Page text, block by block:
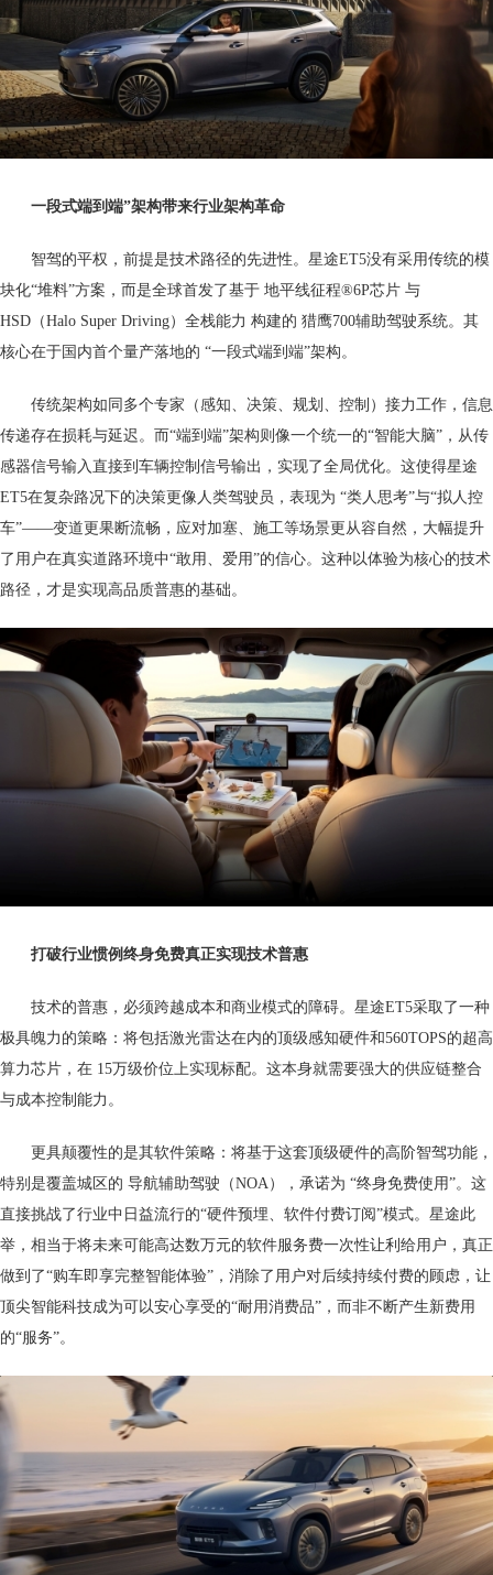
一段式端到端”架构带来行业架构革命
智驾的平权，前提是技术路径的先进性。星途ET5没有采用传统的模
块化“堆料”方案，而是全球首发了基于 地平线征程®6P芯片 与
HSD（Halo Super Driving）全栈能力 构建的 猎鹰700辅助驾驶系统。其
核心在于国内首个量产落地的 “一段式端到端”架构。
传统架构如同多个专家（感知、决策、规划、控制）接力工作，信息
传递存在损耗与延迟。而“端到端”架构则像一个统一的“智能大脑”，从传
感器信号输入直接到车辆控制信号输出，实现了全局优化。这使得星途
ET5在复杂路况下的决策更像人类驾驶员，表现为 “类人思考”与“拟人控
车”——变道更果断流畅，应对加塞、施工等场景更从容自然，大幅提升
了用户在真实道路环境中“敢用、爱用”的信心。这种以体验为核心的技术
路径，才是实现高品质普惠的基础。
打破行业惯例终身免费真正实现技术普惠
技术的普惠，必须跨越成本和商业模式的障碍。星途ET5采取了一种
极具魄力的策略：将包括激光雷达在内的顶级感知硬件和560TOPS的超高
算力芯片，在 15万级价位上实现标配。这本身就需要强大的供应链整合
与成本控制能力。
更具颠覆性的是其软件策略：将基于这套顶级硬件的高阶智驾功能，
特别是覆盖城区的 导航辅助驾驶（NOA），承诺为 “终身免费使用”。这
直接挑战了行业中日益流行的“硬件预埋、软件付费订阅”模式。星途此
举，相当于将未来可能高达数万元的软件服务费一次性让利给用户，真正
做到了“购车即享完整智能体验”，消除了用户对后续持续付费的顾虑，让
顶尖智能科技成为可以安心享受的“耐用消费品”，而非不断产生新费用
的“服务”。